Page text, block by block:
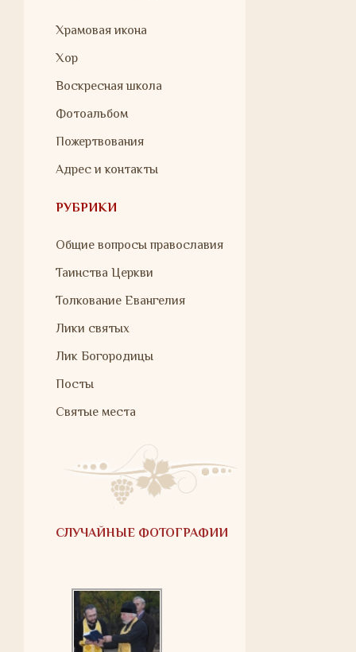
Храмовая икона
Хор
Воскресная школа
Фотоальбом
Пожертвования
Адрес и контакты
РУБРИКИ
Общие вопросы православия
Таинства Церкви
Толкование Евангелия
Лики святых
Лик Богородицы
Посты
Святые места
СЛУЧАЙНЫЕ ФОТОГРАФИИ